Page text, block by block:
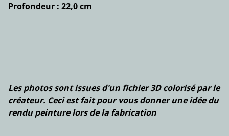
Profondeur : 22,0 cm
Les photos sont issues d'un fichier 3D colorisé par le
créateur. Ceci est fait pour vous donner une idée du
rendu peinture lors de la fabrication